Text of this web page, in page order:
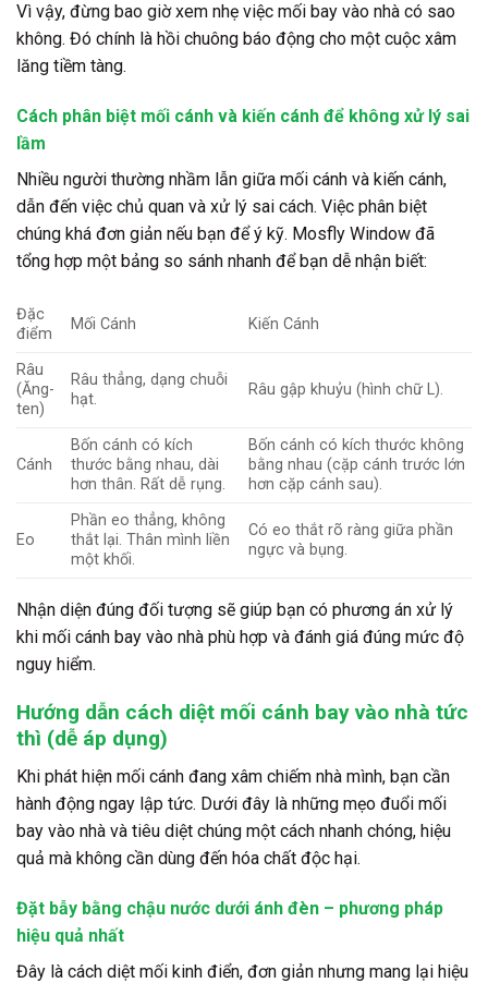
Vì vậy, đừng bao giờ xem nhẹ việc mối bay vào nhà có sao
không. Đó chính là hồi chuông báo động cho một cuộc xâm
lăng tiềm tàng.
Cách phân biệt mối cánh và kiến cánh để không xử lý sai
lầm
Nhiều người thường nhầm lẫn giữa mối cánh và kiến cánh,
dẫn đến việc chủ quan và xử lý sai cách. Việc phân biệt
chúng khá đơn giản nếu bạn để ý kỹ. Mosfly Window đã
tổng hợp một bảng so sánh nhanh để bạn dễ nhận biết:
Đặc
điểm
Mối Cánh Kiến Cánh
Râu
(Ăng-
ten)
Râu thẳng, dạng chuỗi
hạt.
Râu gập khuỷu (hình chữ L).
Cánh
Bốn cánh có kích
thước bằng nhau, dài
hơn thân. Rất dễ rụng.
Bốn cánh có kích thước không
bằng nhau (cặp cánh trước lớn
hơn cặp cánh sau).
Eo
Phần eo thẳng, không
thắt lại. Thân mình liền
một khối.
Có eo thắt rõ ràng giữa phần
ngực và bụng.
Nhận diện đúng đối tượng sẽ giúp bạn có phương án xử lý
khi mối cánh bay vào nhà phù hợp và đánh giá đúng mức độ
nguy hiểm.
Hướng dẫn cách diệt mối cánh bay vào nhà tức
thì (dễ áp dụng)
Khi phát hiện mối cánh đang xâm chiếm nhà mình, bạn cần
hành động ngay lập tức. Dưới đây là những mẹo đuổi mối
bay vào nhà và tiêu diệt chúng một cách nhanh chóng, hiệu
quả mà không cần dùng đến hóa chất độc hại.
Đặt bẫy bằng chậu nước dưới ánh đèn – phương pháp
hiệu quả nhất
Đây là cách diệt mối kinh điển, đơn giản nhưng mang lại hiệu